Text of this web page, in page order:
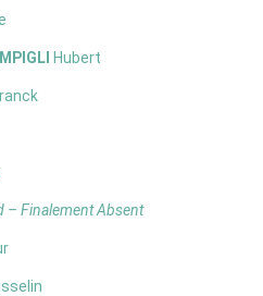
Hubert
– Finalement Absent